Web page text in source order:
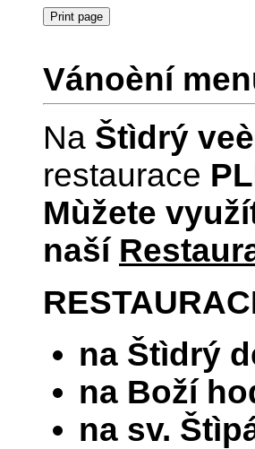
Vánoèní
Na Štìdrý
restaurace
Mùžete
naší
na Štìdrý
na Boží
na sv.